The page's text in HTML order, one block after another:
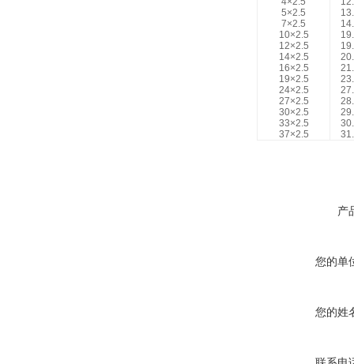
5×2.5
7×2.5
10×2.5
12×2.5
14×2.5
16×2.5
19×2.5
24×2.5
27×2.5
30×2.5
33×2.5
37×2.5
产
您的单
您的姓